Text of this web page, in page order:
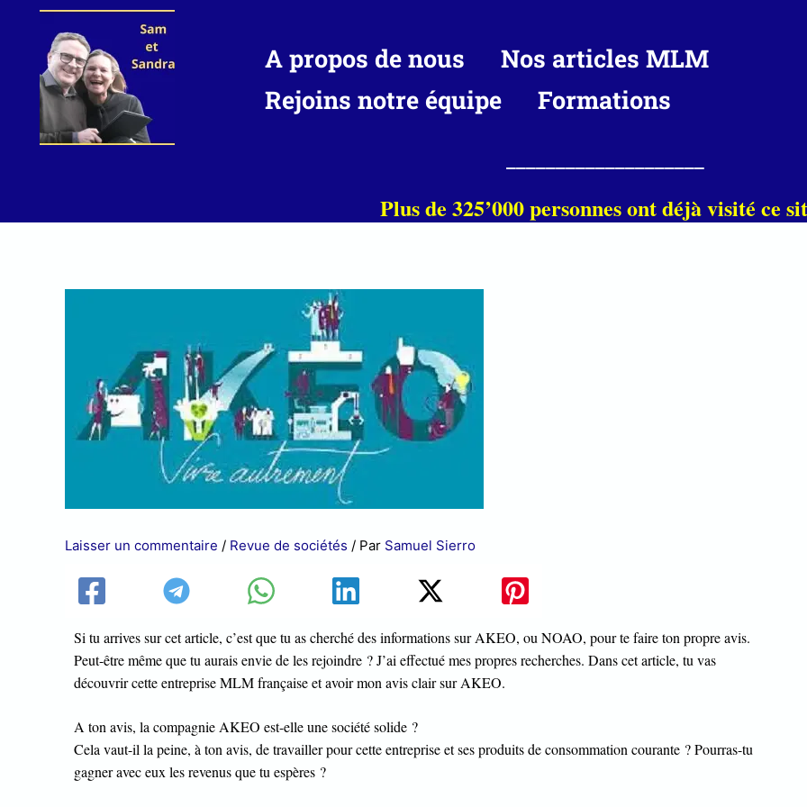
contenu
A propos de nous
Nos articles MLM
Rejoins notre équipe
Formations
Plus de 325’000 personnes ont déjà visité ce
Laisser un commentaire / Revue de sociétés / Par Samuel Sierro
Si tu arrives sur cet article, c’est que tu as cherché des informations sur AKEO, ou NOAO, pour te faire ton propre avis.
Peut-être même que tu aurais envie de les rejoindre ? J’ai effectué mes propres recherches. Dans cet article, tu vas
découvrir cette entreprise MLM française et avoir mon avis clair sur AKEO.
A ton avis, la compagnie AKEO est-elle une société solide ?
Cela vaut-il la peine, à ton avis, de travailler pour cette entreprise et ses produits de consommation courante ? Pourras-tu
gagner avec eux les revenus que tu espères ?